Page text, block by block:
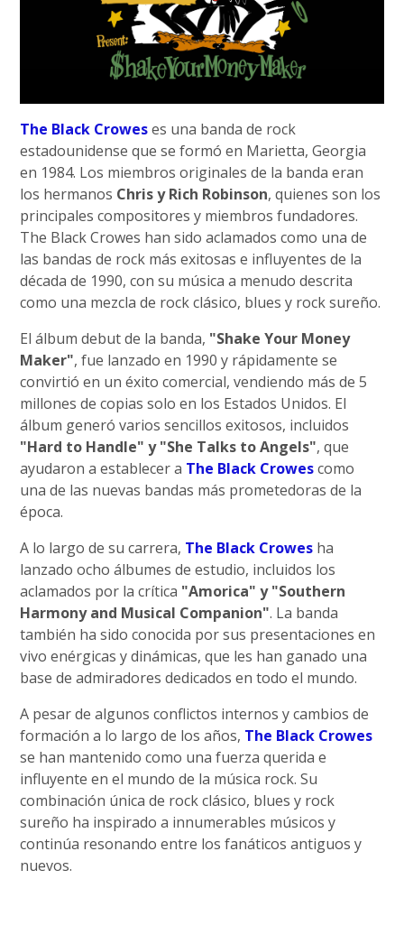
The Black Croweses una banda de rock
estadounidense que se formó en Marietta, Georgia
en 1984. Los miembros originales de la banda eran
los hermanos Chris y Rich Robinson, quienes son los
principales compositores y miembros fundadores.
The Black Crowes han sido aclamados como una de
las bandas de rock más exitosas e influyentes de la
década de 1990, con su música a menudo descrita
como una mezcla de rock clásico, blues y rock sureño.
El álbum debut de la banda, "Shake Your Money
Maker", fue lanzado en 1990 y rápidamente se
convirtió en un éxito comercial, vendiendo más de 5
millones de copias solo en los Estados Unidos. El
álbum generó varios sencillos exitosos, incluidos
"Hard to Handle" y "She Talks to Angels", que
ayudaron a establecer a The Black Crowescomo
una de las nuevas bandas más prometedoras de la
época.
A lo largo de su carrera, The Black Crowes ha
lanzado ocho álbumes de estudio, incluidos los
aclamados por la crítica "Amorica" y "Southern
Harmony and Musical Companion". La banda
también ha sido conocida por sus presentaciones en
vivo enérgicas y dinámicas, que les han ganado una
base de admiradores dedicados en todo el mundo.
A pesar de algunos conflictos internos y cambios de
formación a lo largo de los años, The Black Crowes
se han mantenido como una fuerza querida e
influyente en el mundo de la música rock. Su
combinación única de rock clásico, blues y rock
sureño ha inspirado a innumerables músicos y
continúa resonando entre los fanáticos antiguos y
nuevos.